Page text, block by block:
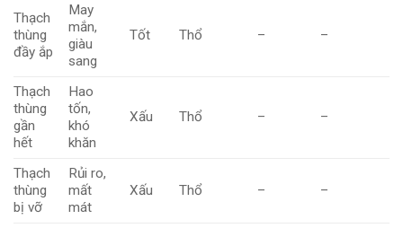
Thạch
thùng
đầy ắp
May
mắn,
giàu
sang
Tốt Thổ – –
Thạch
thùng
gần
hết
Hao
tốn,
khó
khăn
Xấu Thổ – –
Thạch
thùng
bị vỡ
Rủi ro,
mất
mát
Xấu Thổ – –